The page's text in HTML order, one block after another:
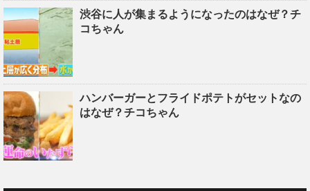
渋谷に人が集まるようになったのはなぜ？チ
コちゃん
ハンバーガーとフライドポテトがセットなの
はなぜ？チコちゃん